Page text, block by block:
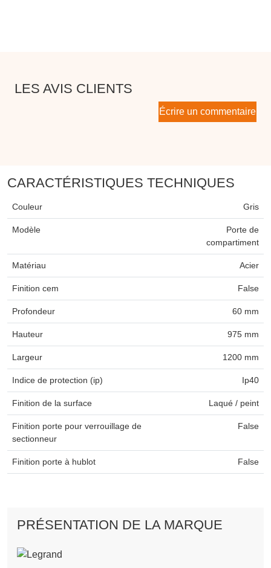
LES AVIS CLIENTS
Écrire un commentaire
CARACTÉRISTIQUES TECHNIQUES
Couleur Gris
Modèle
Porte de
compartiment
Matériau Acier
Finition cem False
Profondeur 60 mm
Hauteur 975 mm
Largeur 1200 mm
Indice de protection (ip) Ip40
Finition de la surface Laqué / peint
Finition porte pour verrouillage de
sectionneur
False
Finition porte à hublot False
PRÉSENTATION DE LA MARQUE